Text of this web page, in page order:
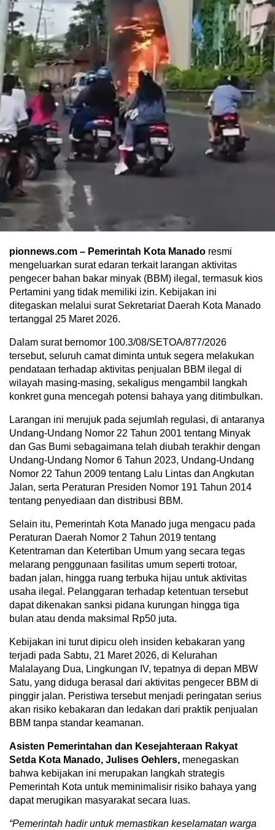
pionnews.com – Pemerintah Kota Manado resmi
mengeluarkan surat edaran terkait larangan aktivitas
pengecer bahan bakar minyak (BBM) ilegal, termasuk kios
Pertamini yang tidak memiliki izin. Kebijakan ini
ditegaskan melalui surat Sekretariat Daerah Kota Manado
tertanggal 25 Maret 2026.
Dalam surat bernomor 100.3/08/SETOA/877/2026
tersebut, seluruh camat diminta untuk segera melakukan
pendataan terhadap aktivitas penjualan BBM ilegal di
wilayah masing-masing, sekaligus mengambil langkah
konkret guna mencegah potensi bahaya yang ditimbulkan.
Larangan ini merujuk pada sejumlah regulasi, di antaranya
Undang-Undang Nomor 22 Tahun 2001 tentang Minyak
dan Gas Bumi sebagaimana telah diubah terakhir dengan
Undang-Undang Nomor 6 Tahun 2023, Undang-Undang
Nomor 22 Tahun 2009 tentang Lalu Lintas dan Angkutan
Jalan, serta Peraturan Presiden Nomor 191 Tahun 2014
tentang penyediaan dan distribusi BBM.
Selain itu, Pemerintah Kota Manado juga mengacu pada
Peraturan Daerah Nomor 2 Tahun 2019 tentang
Ketentraman dan Ketertiban Umum yang secara tegas
melarang penggunaan fasilitas umum seperti trotoar,
badan jalan, hingga ruang terbuka hijau untuk aktivitas
usaha ilegal. Pelanggaran terhadap ketentuan tersebut
dapat dikenakan sanksi pidana kurungan hingga tiga
bulan atau denda maksimal Rp50 juta.
Kebijakan ini turut dipicu oleh insiden kebakaran yang
terjadi pada Sabtu, 21 Maret 2026, di Kelurahan
Malalayang Dua, Lingkungan IV, tepatnya di depan MBW
Satu, yang diduga berasal dari aktivitas pengecer BBM di
pinggir jalan. Peristiwa tersebut menjadi peringatan serius
akan risiko kebakaran dan ledakan dari praktik penjualan
BBM tanpa standar keamanan.
Asisten Pemerintahan dan Kesejahteraan Rakyat
Setda Kota Manado, Julises Oehlers, menegaskan
bahwa kebijakan ini merupakan langkah strategis
Pemerintah Kota untuk meminimalisir risiko bahaya yang
dapat merugikan masyarakat secara luas.
“Pemerintah hadir untuk memastikan keselamatan warga